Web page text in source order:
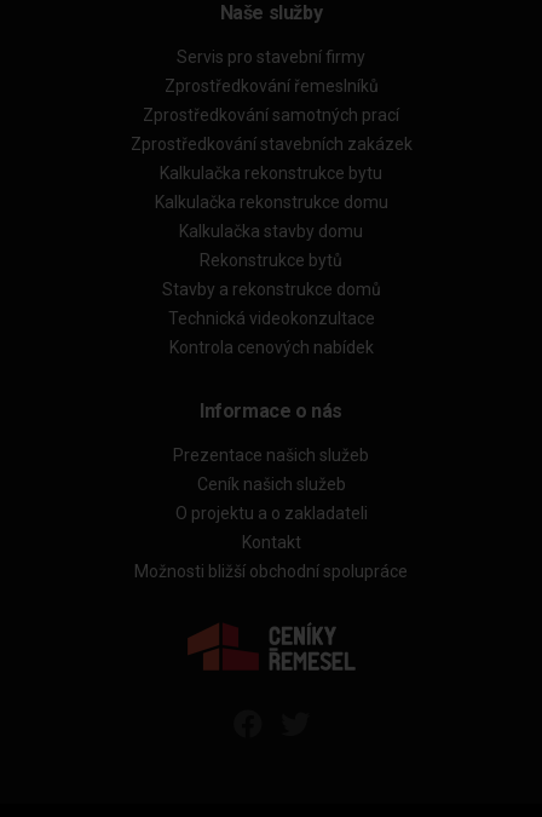
Naše služby
Servis pro stavební firmy
Zprostředkování řemeslníků
Zprostředkování samotných prací
Zprostředkování stavebních zakázek
Kalkulačka rekonstrukce bytu
Kalkulačka rekonstrukce domu
Kalkulačka stavby domu
Rekonstrukce bytů
Stavby a rekonstrukce domů
Technická videokonzultace
Kontrola cenových nabídek
Informace o nás
Prezentace našich služeb
Ceník našich služeb
O projektu a o zakladateli
Kontakt
Možnosti bližší obchodní spolupráce